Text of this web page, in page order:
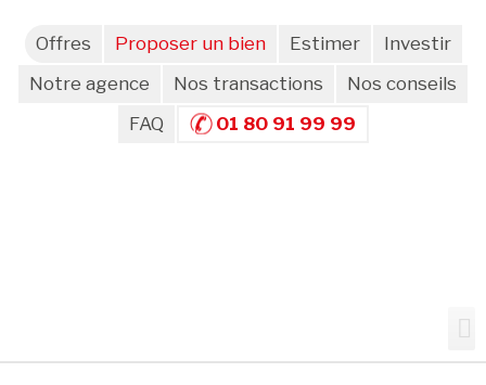
Offres Proposer un bien Estimer
Investir
Notre agence
Nos transactions
Nos conseils
FAQ
01 80 91 99 99